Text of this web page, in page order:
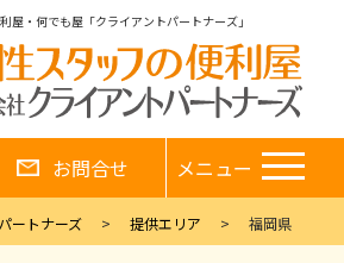
屋・何でも屋「クライアントパートナーズ」
お問合せ メニュー
ートナーズ 提供エリア 福岡県